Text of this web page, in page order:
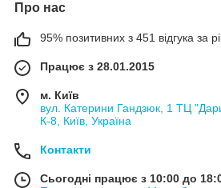
Про нас
95% позитивних з 451 відгука за
Працює з 28.01.2015
м. Київ
вул. Катерини Гандзюк, 1 ТЦ
К-8, Київ, Україна
Контакти
Сьогодні працює з 10:00 до